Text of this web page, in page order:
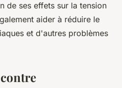
de ses effets sur la tension
aider à réduire le
et d'autres problèmes